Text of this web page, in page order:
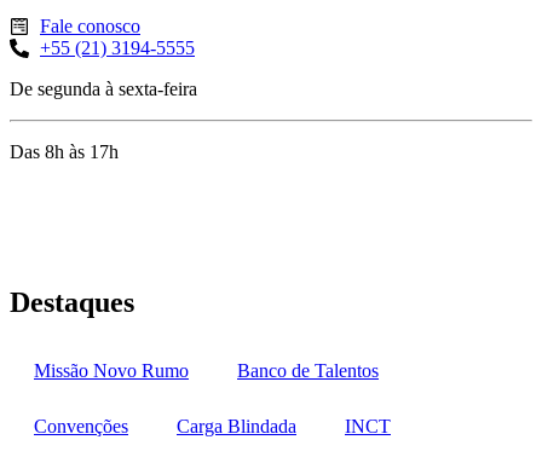
Fale conosco
+55 (21) 3194-5555
De segunda à sexta-feira
Das 8h às 17h
Destaques
Missão Novo Rumo Banco de Talentos
Convenções Carga Blindada INCT